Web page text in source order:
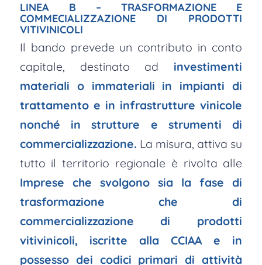
LINEA B – TRASFORMAZIONE E
COMMECIALIZZAZIONE DI PRODOTTI
VITIVINICOLI
Il bando prevede un contributo in conto
capitale, destinato ad investimenti
materiali o immateriali in impianti di
trattamento e in infrastrutture vinicole
nonché in strutture e strumenti di
commercializzazione. La misura, attiva su
tutto il territorio regionale è rivolta alle
Imprese che svolgono sia la fase di
trasformazione che di
commercializzazione di prodotti
vitivinicoli, iscritte alla CCIAA e in
possesso dei codici primari di attività